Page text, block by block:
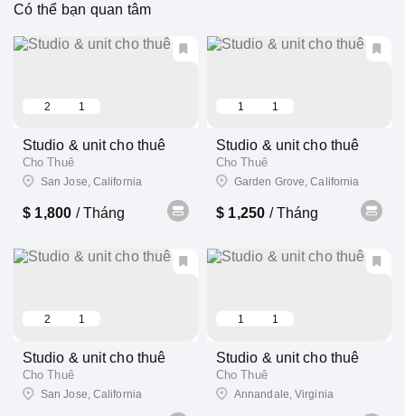
Có thể bạn quan tâm
Studio & unit cho thuê
2 1
Cho Thuê
San Jose, California
$ 1,800 / Tháng
Studio & unit cho thuê
1 1
Cho Thuê
Garden Grove, California
$ 1,250 / Tháng
Studio & unit cho thuê
2 1
Cho Thuê
San Jose, California
Studio & unit cho thuê
1 1
Cho Thuê
Annandale, Virginia